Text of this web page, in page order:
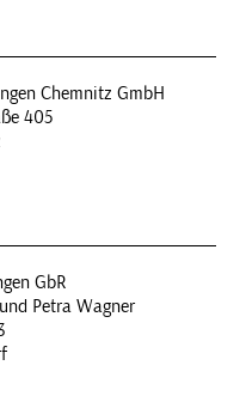
Chemnitz GmbH
405
GbR
Petra Wagner